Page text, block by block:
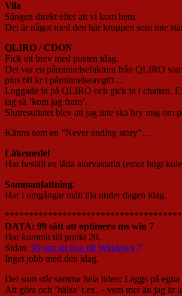
Vila
Sängen direkt efter att vi kom hem.
Det är något med den här kroppen som inte
QLIRO / CDON
Fick ett brev med posten idag.
Det var en påminnelsefaktura från QLIRO
plus 60 kr i påminnelseavgift…
Loggade in på QLIRO och gick in i chatten.
tag så ’kom jag fram’.
Slutresultatet blev att jag inte ska bry mig om
Känns som en ”Never ending story”…
Läkemedel
Har beställ en låda atorvastatin (emot högt
Sammanfattning:
Har i omgångar mått illa under dagen idag.
DATA: 99 sätt att optimera ms win 7
Har kommit till punkt 20.
Sidan: 99 sätt att fixa till Windows 7
Inget jobb med den idag.
Det som står samma hela tiden: Läggs på egna
Att göra och ’hälsa’ t.ex. – vem mer än jag är